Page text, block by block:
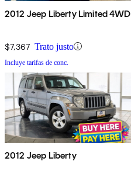
2012 Jeep Liberty Limited 4WD
$7,367 Trato justo
Incluye tarifas de conc.
2012 Jeep Liberty